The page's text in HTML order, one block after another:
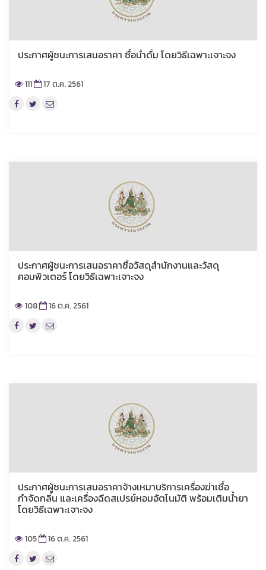
ประกาศผู้ชนะการเสนอราคา ซื้อน้ำดื่ม โดยวิธีเฉพาะเจาะจง
111 17 ต.ค. 2561
ประกาศผู้ชนะการเสนอราคาซื้อวัสดุสำนักงานและวัสดุ
คอมพิวเตอร์ โดยวิธีเฉพาะเจาะจง
108 16 ต.ค. 2561
ประกาศผู้ชนะการเสนอราคาจ้างเหมาบริการเครื่องฆ่าเชื้อ
กำจัดกลิ่น และเครื่องฉีดสเปรย์หอมอัตโนมัติ พร้อมเติมน้ำยา
โดยวิธีเฉพาะเจาะจง
105 16 ต.ค. 2561